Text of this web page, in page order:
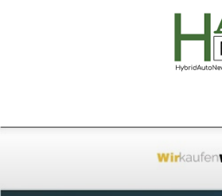
Hybridautonews.de